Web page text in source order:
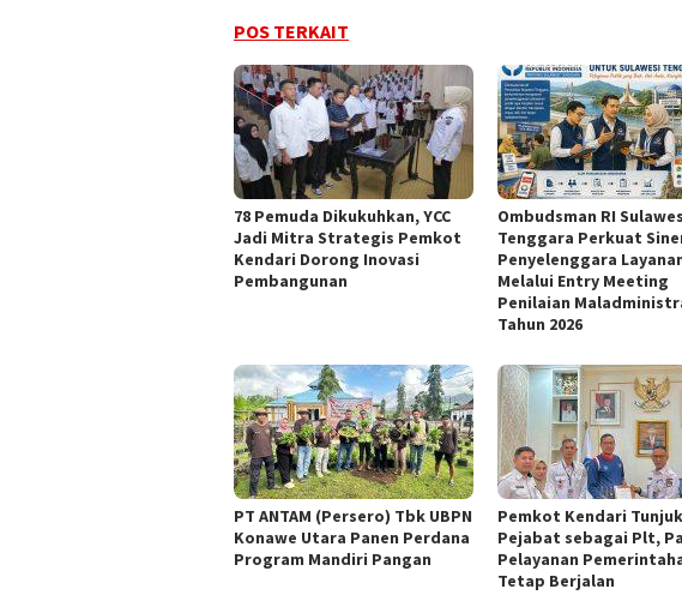
POS TERKAIT
78 Pemuda Dikukuhkan, YCC
Jadi Mitra Strategis Pemkot
Kendari Dorong Inovasi
Pembangunan
Ombudsman RI
Tenggara Perkuat
Penyelenggara
Melalui Entry Meeting
Penilaian
Tahun 2026
PT ANTAM (Persero) Tbk UBPN
Konawe Utara Panen Perdana
Program Mandiri Pangan
Pemkot Kendari
Pejabat sebagai Plt,
Pelayanan
Tetap Berjalan